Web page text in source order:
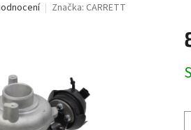
Značka: CARRETT